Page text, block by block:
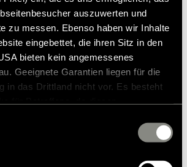
auszuwerten und
zu messen. Ebenso haben wir Inhalte
eingebettet, die ihren Sitz in den
bieten kein angemessenes
Geeignete Garantien liegen für die
in das Drittland nicht vor. Es besteht
Dienstleister können Daten für
Weitere Informationen finden Sie in
Jaude met zijn vele bars en
we van het zonnige weer en
tot we de
Dame-de-l'Assomption
imposante gotische
gebouwd van zwarte
Rondom de kathedraal